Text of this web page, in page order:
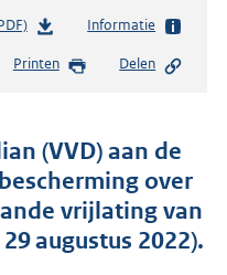
b
s
d
s
g
r
Informatie
Printen Delen
(VVD) aan de
over
vrijlating van
augustus 2022).